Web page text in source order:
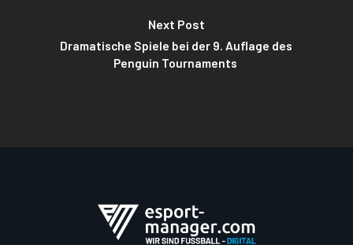
Next Post
Dramatische Spiele bei der 9. Auflage des
Penguin Tournaments